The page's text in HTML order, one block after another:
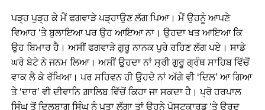
ਪੜ੍ਹ ਪੁੜ੍ਹ ਕੇ ਮੈਂ ਫਗਵਾੜੇ ਪੜ੍ਹਾਉਣ ਲੱਗ ਪਿਆ। ਮੈਂ ਉਹਨੂੰ ਆਪਣੇ
ਵਿਆਹ ‘ਤੇ ਬੁਲਾਇਆ ਪਰ ਉਹ ਆਇਆ ਨਾ। ਉਹਦਾ ਖਤ ਆਇਆ ਕਿ
ਉਹ ਬਿਮਾਰ ਹੈ। ਅਸੀਂ ਫਗਵਾੜੇ ਗੁਰੂ ਨਾਨਕ ਪੁਰੇ ਰਹਿਣ ਲੱਗ ਪਏ। ਸਾਡੇ
ਘਰੇ ਬੇਟੇ ਨੇ ਜਨਮ ਲਿਆ। ਅਸੀਂ ਉਹਦਾ ਨਾਂ ਸ੍ਰੀ ਗੁਰੂ ਗ੍ਰੰਥ ਸਾਹਿਬ ਵਿੱਚੋਂ
ਵਾਕ ਲੈ ਕੇ ਰੱਖਿਆ। ਪਰ ਸਹਿਵਨ ਹੀ ਉਹਦੇ ਨਾਂ ਅੱਗੇ ਵੀ ‘ਦਿਲ’ ਆ ਗਿਆ
ਤੇ ‘ਦਾਰ’ ਵੀ ਦੀਵਾਨਿ ਗ਼ਾਲਿਬ ਵਿੱਚੋਂ ਕਿਹਾ ਜਾ ਸਕਦਾ ਹੈ। ਪ੍ਰੋ ਹਰਪਾਲ
ਸਿੰਘ ਤੋਂ ਦਿਲਬਾਗ ਸਿੰਘ ਨੂੰ ਪਤਾ ਲੱਗਾ ਤਾਂ ਉਹਨੇ ਪੋਸਟਕਾਰਡ ‘ਤੇ ਉਰਦੂ